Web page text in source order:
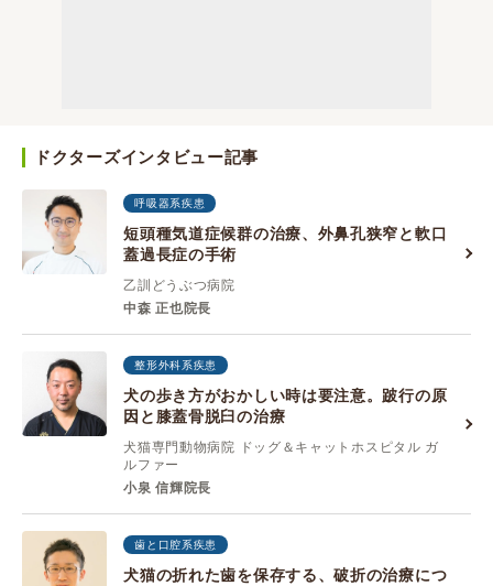
ドクターズインタビュー記事
呼吸器系疾患
短頭種気道症候群の治療、外鼻孔狭窄と軟口
蓋過長症の手術
乙訓どうぶつ病院
中森 正也院長
整形外科系疾患
犬の歩き方がおかしい時は要注意。跛行の原
因と膝蓋骨脱臼の治療
犬猫専門動物病院 ドッグ＆キャットホスピタル ガ
ルファー
小泉 信輝院長
歯と口腔系疾患
犬猫の折れた歯を保存する、破折の治療につ